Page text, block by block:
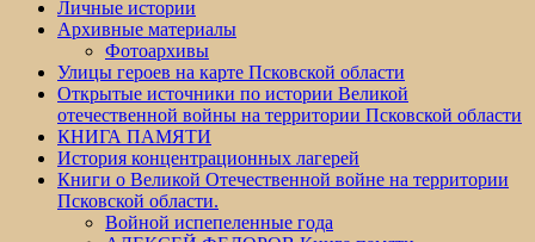
Личные истории
Архивные материалы
Фотоархивы
Улицы героев на карте Псковской области
Открытые источники по истории Великой
отечественной войны на территории Псковской области
КНИГА ПАМЯТИ
История концентрационных лагерей
Книги о Великой Отечественной войне на территории
Псковской области.
Войной испепеленные года